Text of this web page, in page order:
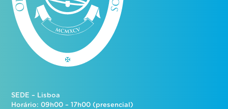
SEDE – Lisboa
Horário: 09h00 – 17h00 (presencial)